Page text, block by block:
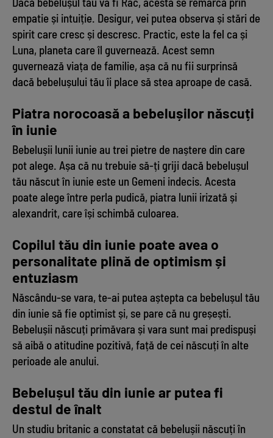
empatie și intuiție. Desigur, vei putea observa și stări de
spirit care cresc și descresc. Practic, este la fel ca și
Luna, planeta care îl guvernează. Acest semn
guvernează viața de familie, așa că nu fii surprinsă
dacă bebelușului tău îi place să stea aproape de casă.
Piatra norocoasă a bebelușilor născuți
în iunie
Bebelușii lunii iunie au trei pietre de naștere din care
pot alege. Așa că nu trebuie să-ți griji dacă bebelușul
tău născut în iunie este un Gemeni indecis. Acesta
poate alege între perla pudică, piatra lunii irizată și
alexandrit, care își schimbă culoarea.
Copilul tău din iunie poate avea o
personalitate plină de optimism și
entuziasm
Născându-se vara, te-ai putea aștepta ca bebelușul tău
din iunie să fie optimist și, se pare că nu greșești.
Bebelușii născuți primăvara și vara sunt mai predispuși
să aibă o atitudine pozitivă, față de cei născuți în alte
perioade ale anului.
Bebelușul tău din iunie ar putea fi
destul de înalt
Un studiu britanic a constatat că bebelușii născuți în